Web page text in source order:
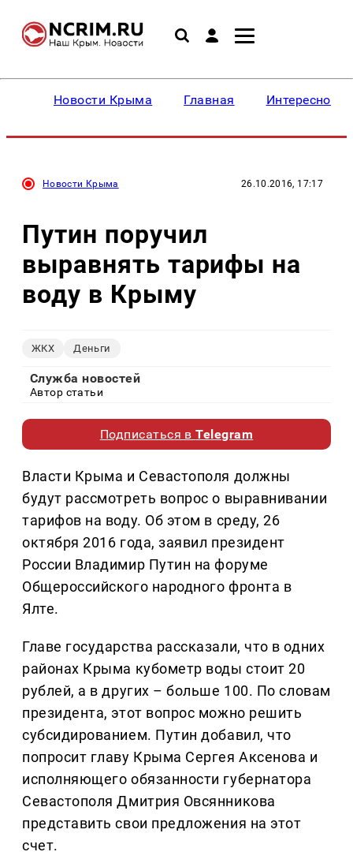
Новости Крыма Главная Интересное
Новости Крыма 26.10.2016, 17:17
Путин поручил
выравнять тарифы на
воду в Крыму
ЖКХ Деньги
Служба новостей
Автор статьи
Подписаться вTelegram
Власти Крыма и Севастополя должны
будут рассмотреть вопрос о выравнивании
тарифов на воду. Об этом в среду, 26
октября 2016 года, заявил президент
России Владимир Путин на форуме
Общероссийского народного фронта в
Ялте.
Главе государства рассказали, что в одних
районах Крыма кубометр воды стоит 20
рублей, а в других – больше 100. По словам
президента, этот вопрос можно решить
субсидированием. Путин добавил, что
попросит главу Крыма Сергея Аксенова и
исполняющего обязанности губернатора
Севастополя Дмитрия Овсянникова
представить свои предложения на этот
счет.